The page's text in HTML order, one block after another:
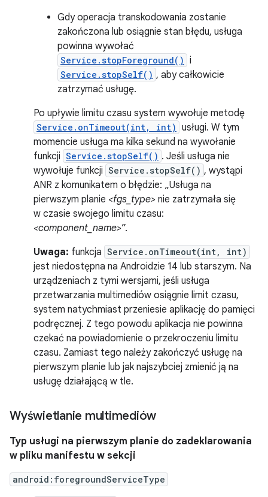
Gdy operacja transkodowania zostanie
zakończona lub osiągnie stan błędu, usługa
powinna wywołać
Service.stopForeground() i
Service.stopSelf() , aby całkowicie
zatrzymać usługę.
Po upływie limitu czasu system wywołuje metodę
Service.onTimeout(int, int) usługi. W tym
momencie usługa ma kilka sekund na wywołanie
funkcji Service.stopSelf() . Jeśli usługa nie
wywołuje funkcji Service.stopSelf() , wystąpi
ANR z komunikatem o błędzie: „Usługa na
pierwszym planie <fgs_type> nie zatrzymała się
w czasie swojego limitu czasu:
<component_name>”.
Uwaga: funkcja Service.onTimeout(int, int)
jest niedostępna na Androidzie 14 lub starszym. Na
urządzeniach z tymi wersjami, jeśli usługa
przetwarzania multimediów osiągnie limit czasu,
system natychmiast przeniesie aplikację do pamięci
podręcznej. Z tego powodu aplikacja nie powinna
czekać na powiadomienie o przekroczeniu limitu
czasu. Zamiast tego należy zakończyć usługę na
pierwszym planie lub jak najszybciej zmienić ją na
usługę działającą w tle.
Wyświetlanie multimediów
Typ usługi na pierwszym planie do zadeklarowania
w pliku manifestu w sekcji
android:foregroundServiceType